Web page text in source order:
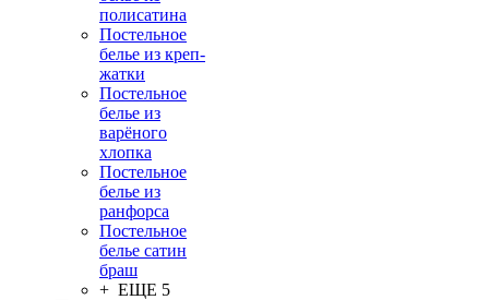
полисатина
Постельное
белье из креп-
жатки
Постельное
белье из
варёного
хлопка
Постельное
белье из
ранфорса
Постельное
белье сатин
браш
+ ЕЩЕ 5